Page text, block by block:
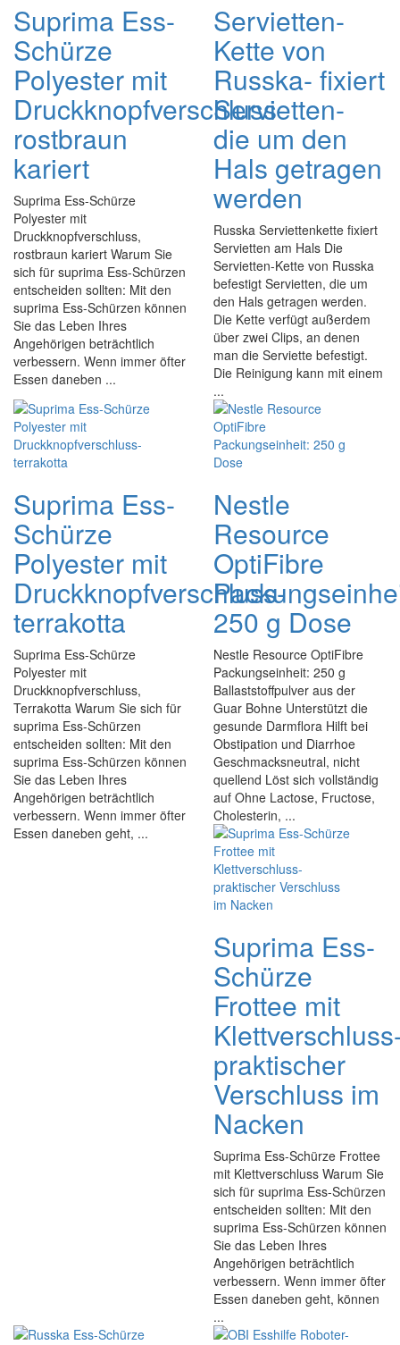
Suprima Ess-
Schürze
Polyester mit
Druckknopfverschluss-
rostbraun
kariert
Suprima Ess-Schürze
Polyester mit
Druckknopfverschluss,
rostbraun kariert Warum Sie
sich für suprima Ess-Schürzen
entscheiden sollten: Mit den
suprima Ess-Schürzen können
Sie das Leben Ihres
Angehörigen beträchtlich
verbessern. Wenn immer öfter
Essen daneben ...
Servietten-
Kette von
Russka- fixiert
Servietten-
die um den
Hals getragen
werden
Russka Serviettenkette fixiert
Servietten am Hals Die
Servietten-Kette von Russka
befestigt Servietten, die um
den Hals getragen werden.
Die Kette verfügt außerdem
über zwei Clips, an denen
man die Serviette befestigt.
Die Reinigung kann mit einem
...
Suprima Ess-
Schürze
Polyester mit
Druckknopfverschluss-
terrakotta
Suprima Ess-Schürze
Polyester mit
Druckknopfverschluss,
Terrakotta Warum Sie sich für
suprima Ess-Schürzen
entscheiden sollten: Mit den
suprima Ess-Schürzen können
Sie das Leben Ihres
Angehörigen beträchtlich
verbessern. Wenn immer öfter
Essen daneben geht, ...
Nestle
Resource
OptiFibre
250 g Dose
Nestle Resource OptiFibre
Packungseinheit: 250 g
Ballaststoffpulver aus der
Guar Bohne Unterstützt die
gesunde Darmflora Hilft bei
Obstipation und Diarrhoe
Geschmacksneutral, nicht
quellend Löst sich vollständig
auf Ohne Lactose, Fructose,
Cholesterin, ...
Suprima Ess-
Schürze
Frottee mit
praktischer
Verschluss im
Nacken
Suprima Ess-Schürze Frottee
mit Klettverschluss Warum Sie
sich für suprima Ess-Schürzen
entscheiden sollten: Mit den
suprima Ess-Schürzen können
Sie das Leben Ihres
Angehörigen beträchtlich
verbessern. Wenn immer öfter
Essen daneben geht, können
...